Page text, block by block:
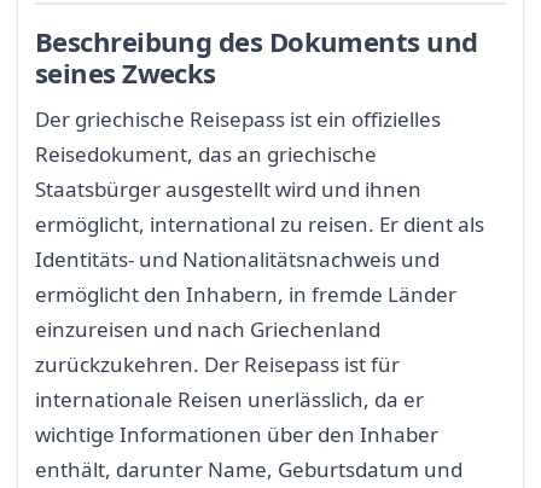
Beschreibung des Dokuments und
seines Zwecks
Der griechische Reisepass ist ein offizielles
Reisedokument, das an griechische
Staatsbürger ausgestellt wird und ihnen
ermöglicht, international zu reisen. Er dient als
Identitäts- und Nationalitätsnachweis und
ermöglicht den Inhabern, in fremde Länder
einzureisen und nach Griechenland
zurückzukehren. Der Reisepass ist für
internationale Reisen unerlässlich, da er
wichtige Informationen über den Inhaber
enthält, darunter Name, Geburtsdatum und